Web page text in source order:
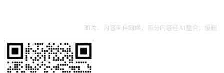
图片、内容来自网络，部分内容经AI整合，侵删